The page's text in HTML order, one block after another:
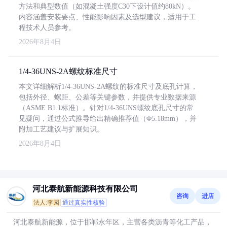
方法和典型数值（如混凝土强度C30下设计值约80kN）。
内容涵盖安装要点、性能影响因素及选型建议，适用于工
程技术人员参考。
2026年8月4日
1/4-36UNS-2A螺纹标准尺寸
本文详细解析1/4-36UNS-2A螺纹的标准尺寸及底孔计算，
包括外径、螺距、公差等关键参数，并提供专业数据来源
（ASME B1.1标准）。针对1/4-36UNS螺纹底孔尺寸的常
见疑问，通过公式推导给出精确推荐值（Φ5.18mm），并
附加工艺建议与扩展知识。
2026年8月4日
河北泰航新能源科技有限公司
法人:李园 通过真实性核验
咨询 进店
河北泰航新能源，位于邯郸永年区，主营各类沥青等化工产品，